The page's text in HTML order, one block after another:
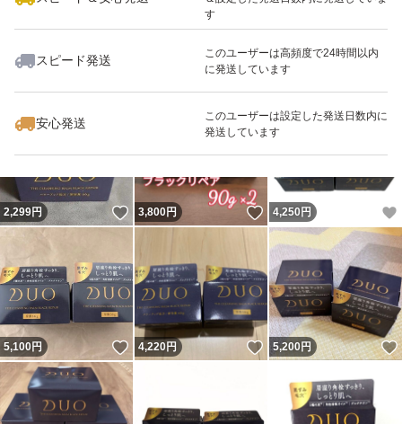
す
スピード発送
このユーザーは高頻度で24時間以内
に発送しています
安心発送
このユーザーは設定した発送日数内に
発送しています
いいね！
3,750
2,299円 いいね！
3,800円 いいね！
4,250 円
5,100円 いいね！
4,220円 いいね！
5,200円